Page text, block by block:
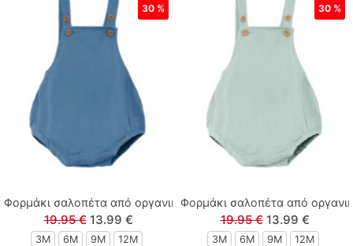
Φορμάκι σαλοπέτα από οργανικό βαμβάκι σε κουτί δώρου μπλε
19.95 € 13.99 €
3M 6M 9M 12M
30 %
Φορμάκι σαλοπέτα από
19.95 € 13.99 €
3M 6M 9M 12M
30 %